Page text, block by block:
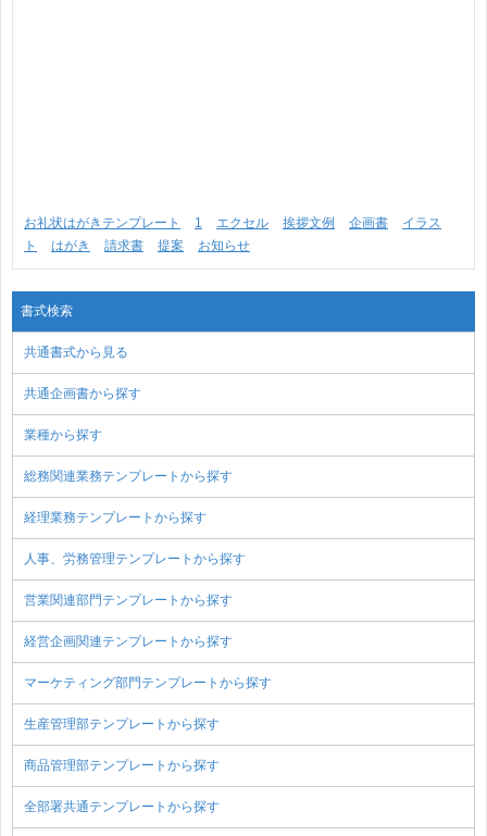
お礼状はがきテンプレート 1 エクセル 挨拶文例 企画書
イラス
ト
はがき 請求書 提案 お知らせ
書式検索
共通書式から見る
共通企画書から探す
業種から探す
総務関連業務テンプレートから探す
経理業務テンプレートから探す
人事、労務管理テンプレートから探す
営業関連部門テンプレートから探す
経営企画関連テンプレートから探す
マーケティング部門テンプレートから探す
生産管理部テンプレートから探す
商品管理部テンプレートから探す
全部署共通テンプレートから探す